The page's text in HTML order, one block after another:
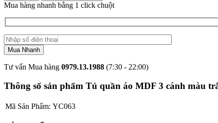
Mua hàng nhanh bằng 1 click chuột
Tư vấn Mua hàng 0979.13.1988 (7:30 - 22:00)
Thông số sản phẩm Tủ quần áo MDF 3 cánh màu
Mã Sản Phẩm: YC063